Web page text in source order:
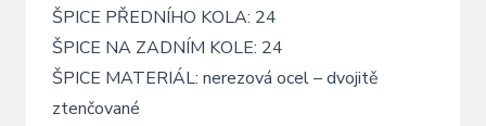
ŠPICE PŘEDNÍHO KOLA: 24
ŠPICE NA ZADNÍM KOLE: 24
ŠPICE MATERIÁL: nerezová ocel – dvojitě
ztenčované